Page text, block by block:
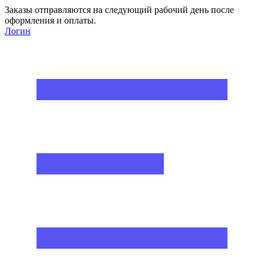
Заказы отправляются на следующий рабочий день после
оформления и оплаты.
Логин